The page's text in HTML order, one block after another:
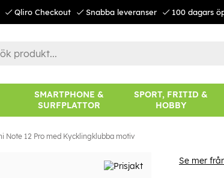
Qliro Checkout Snabba leveranser 100 dagars
SMARTPHONE &
SURFPLATTOR
SPORT, FRITID &
HOBBY
Note 12 Pro med Kycklingklubba motiv
Se mer